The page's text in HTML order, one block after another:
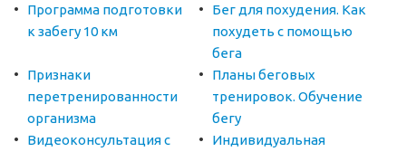
Программа подготовки
к забегу 10 км
Бег для похудения. Как
похудеть с помощью
бега
Признаки
перетренированности
организма
Планы беговых
тренировок. Обучение
бегу
Видеоконсультация с
Индивидуальная